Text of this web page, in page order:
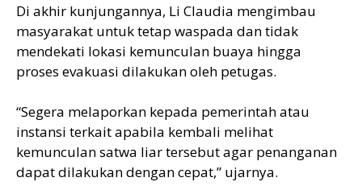
Di akhir kunjungannya, Li Claudia mengimbau
masyarakat untuk tetap waspada dan tidak
mendekati lokasi kemunculan buaya hingga
proses evakuasi dilakukan oleh petugas.
“Segera melaporkan kepada pemerintah atau
instansi terkait apabila kembali melihat
kemunculan satwa liar tersebut agar penanganan
dapat dilakukan dengan cepat,” ujarnya.